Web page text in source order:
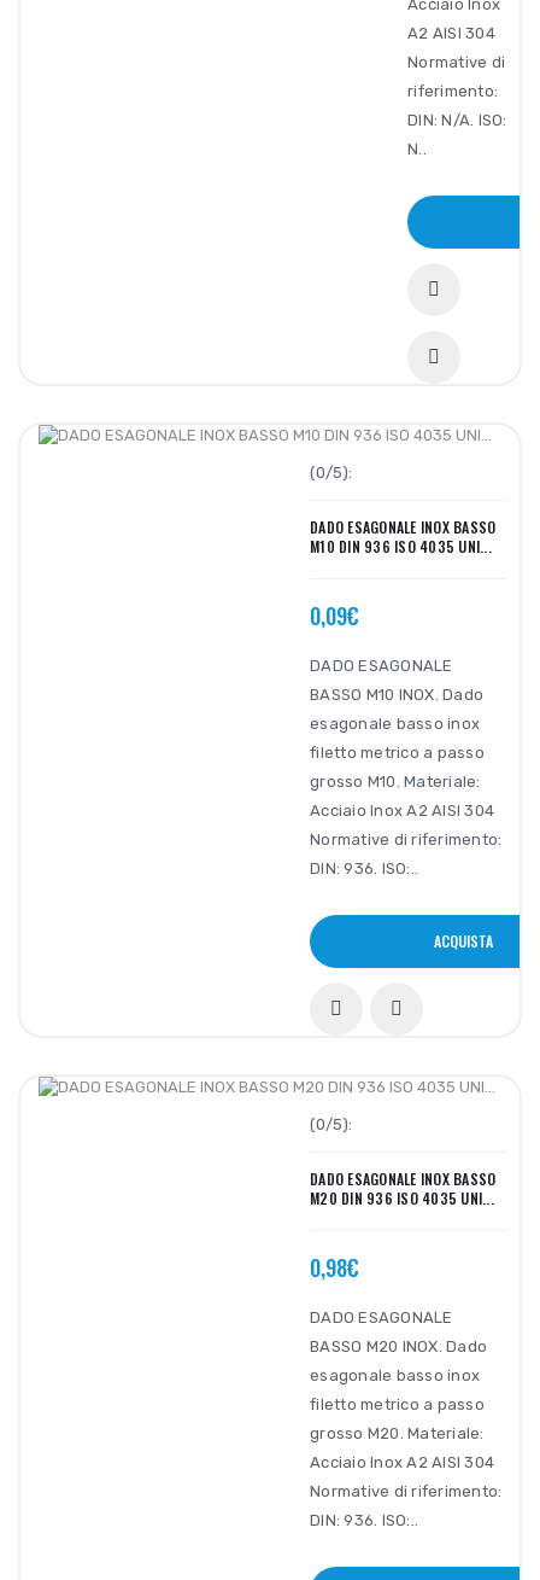
Acciaio Inox
A2 AISI 304
Normative di
riferimento:
DIN: N/A. ISO:
N..
(0/5):
DADO ESAGONALE INOX BASSO
M10 DIN 936 ISO 4035 UNI...
0,09€
DADO ESAGONALE
BASSO M10 INOX. Dado
esagonale basso inox
filetto metrico a passo
grosso M10. Materiale:
Acciaio Inox A2 AISI 304
Normative di riferimento:
DIN: 936. ISO:..
ACQUISTA
(0/5):
DADO ESAGONALE INOX BASSO
M20 DIN 936 ISO 4035 UNI...
0,98€
DADO ESAGONALE
BASSO M20 INOX. Dado
esagonale basso inox
filetto metrico a passo
grosso M20. Materiale:
Acciaio Inox A2 AISI 304
Normative di riferimento:
DIN: 936. ISO:..